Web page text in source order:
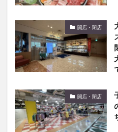
開店・閉店
開店・閉店